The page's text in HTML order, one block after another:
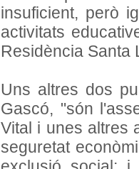
insuficient, però
activitats
Residència Santa
Uns altres dos
Gascó, "són
Vital i unes altres
seguretat